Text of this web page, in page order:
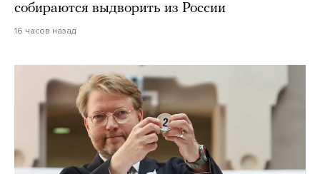
собираются выдворить из России
16 часов назад